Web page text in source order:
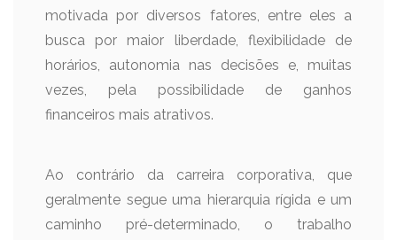
motivada por diversos fatores, entre eles a
busca por maior liberdade, flexibilidade de
horários, autonomia nas decisões e, muitas
vezes, pela possibilidade de ganhos
financeiros mais atrativos.
Ao contrário da carreira corporativa, que
geralmente segue uma hierarquia rígida e um
caminho pré-determinado, o trabalho